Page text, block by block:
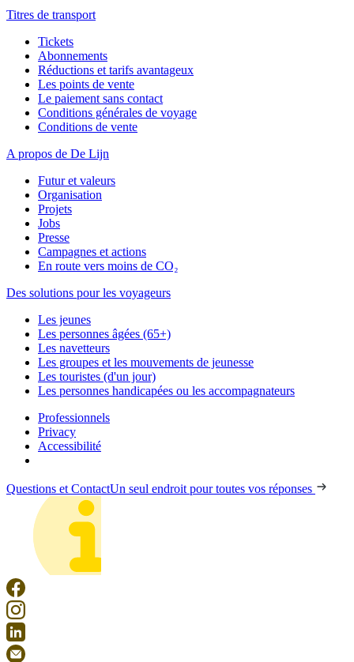
Titres de transport
Tickets
Abonnements
Réductions et tarifs avantageux
Les points de vente
Le paiement sans contact
Conditions générales de voyage
Conditions de vente
A propos de De Lijn
Futur et valeurs
Organisation
Projets
Jobs
Presse
Campagnes et actions
En route vers moins de CO₂
Des solutions pour les voyageurs
Les jeunes
Les personnes âgées (65+)
Les navetteurs
Les groupes et les mouvements de jeunesse
Les touristes (d'un jour)
Les personnes handicapées ou les accompagnateurs
Professionnels
Privacy
Accessibilité
Questions et ContactUn seul endroit pour toutes vos réponses